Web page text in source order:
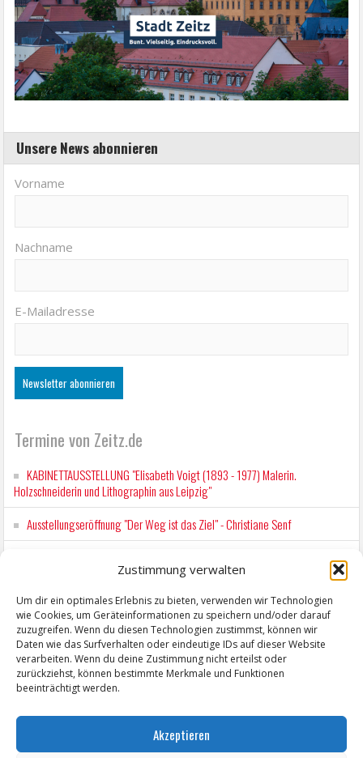
Zustimmung verwalten
Um dir ein optimales Erlebnis zu bieten, verwenden wir Technologien
wie Cookies, um Geräteinformationen zu speichern und/oder darauf
zuzugreifen. Wenn du diesen Technologien zustimmst, können wir
Daten wie das Surfverhalten oder eindeutige IDs auf dieser Website
verarbeiten. Wenn du deine Zustimmung nicht erteilst oder
zurückziehst, können bestimmte Merkmale und Funktionen
beeinträchtigt werden.
Akzeptieren
Unsere News abonnieren
Vorname
Nachname
E-Mailadresse
Termine von Zeitz.de
KABINETTAUSSTELLUNG "Elisabeth Voigt (1893 - 1977) Malerin.
Holzschneiderin und Lithographin aus Leipzig"
Ausstellungseröffnung "Der Weg ist das Ziel" - Christiane Senf
Kunstfest Zeitz